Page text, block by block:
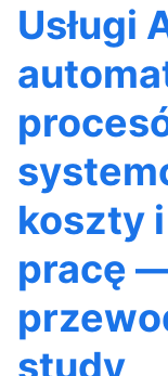
Usługi
koszty
pracę
study